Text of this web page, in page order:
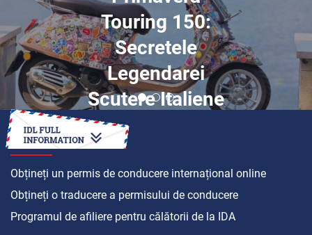
Touring 150:
Secretele
Legendarei
Scutere Italiene
CUM SĂ
Obțineți un permis de conducere internațional online
Obțineți o traducere a permisului de conducere
Programul de afiliere pentru călătorii de la IDA